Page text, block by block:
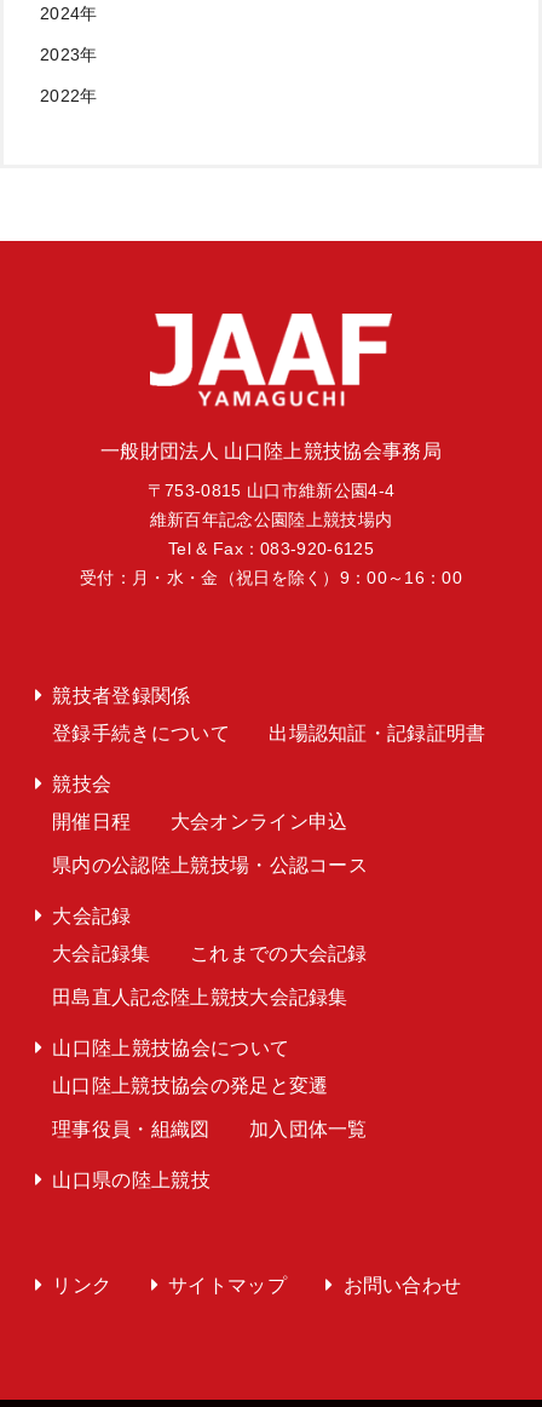
2024年
2023年
2022年
一般財団法人 山口陸上競技協会事務局
〒753-0815 山口市維新公園4-4
維新百年記念公園陸上競技場内
Tel & Fax：083-920-6125
受付：月・水・金（祝日を除く）9：00～16：00
競技者登録関係
登録手続きについて
出場認知証・記録証明書
競技会
開催日程
大会オンライン申込
県内の公認陸上競技場・公認コース
大会記録
大会記録集
これまでの大会記録
田島直人記念陸上競技大会記録集
山口陸上競技協会について
山口陸上競技協会の発足と変遷
理事役員・組織図 加入団体一覧
山口県の陸上競技
リンク サイトマップ お問い合わせ